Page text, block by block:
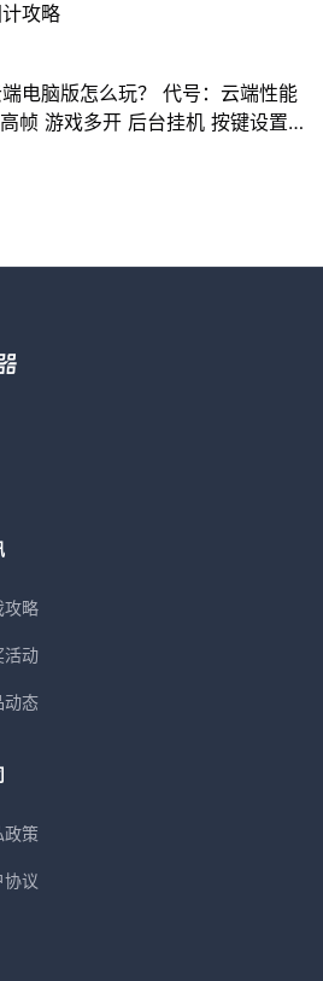
攻略
电脑版怎么玩？ 代号：云端性能
帧 游戏多开 后台挂机 按键设置
攻略
活动
动态
政策
协议